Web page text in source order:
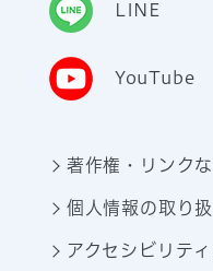
LINE
YouTube
著作権・リンク
個人情報の取り
アクセシビリテ